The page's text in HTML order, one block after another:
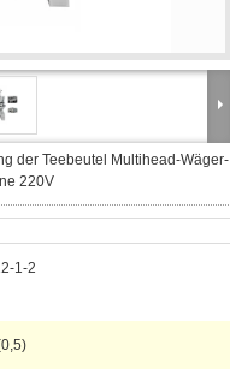
der Teebeutel Multihead-Wäger-
220V
1-2